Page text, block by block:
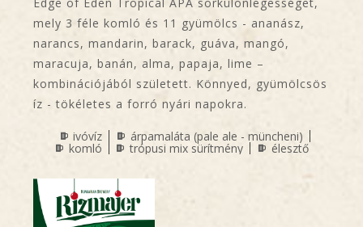
mely 3 féle komló és 11 gyümölcs - ananász,
narancs, mandarin, barack, guáva, mangó,
maracuja, banán, alma, papaja, lime –
kombinációjából született. Könnyed, gyümölcsös
íz - tökéletes a forró nyári napokra.
ivóvíz árpamaláta (pale ale - müncheni)
komló trópusi mix sürítmény élesztő